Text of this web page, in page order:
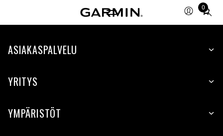
0
Total
items
cart:
ASIAKASPALVELU
YRITYS
YMPÄRISTÖT